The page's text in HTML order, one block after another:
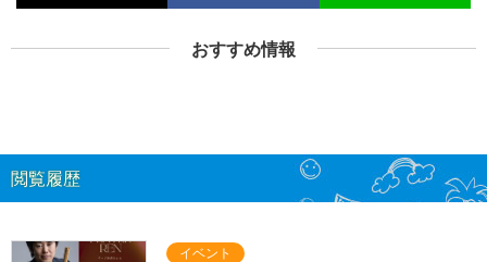
おすすめ情報
閲覧履歴